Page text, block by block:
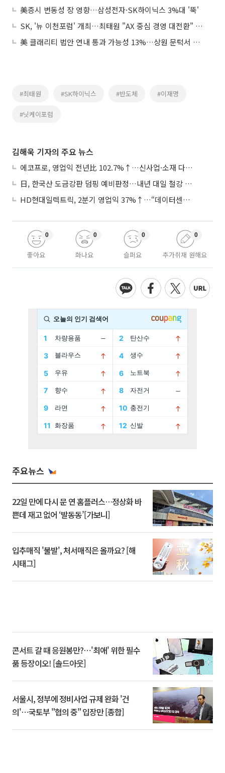
美증시 변동성 장 영향…삼성전자·SK하이닉스 3%대 '뚝'
SK, '뉴 이천포럼' 개최…최태원 "AX 중심 경영 대전환" 논의
美 클래리티 법안 연내 통과 가능성 13%…상원 문턱서 제동
#최태원 #SK하이닉스 #반도체 #이재명
#닛케이포럼
김해욱 기자의 주요 뉴스
에코프로, 영업익 전년比 102.7%↑…신사업·소재 다각화 박차
日, 한국산 도금강판 덤핑 예비판정…내년 대일 철강 수출 ‘빨간불’
HD현대일렉트릭, 2분기 영업익 37%↑…“데이터센터 사업, 새로운 성장 축”
좋아요
0
화나요
0
슬퍼요
0
추가취재 원해요
0
주요뉴스
22일 만에 다시 문 연 홈플러스…정상화 바
쁜데 재고 없어 ‘발동동’[가보니]
입추매직 '불발', 처서매직은 올까요? [해
시태그]
콘서트 갈 때 응원봉만?⋯'최애' 위한 필수
품 등장이오! [솔드아웃]
서울시, 정부에 정비사업 규제 완화 '건
의'⋯국토부 "협의 중" 입장만 [종합]